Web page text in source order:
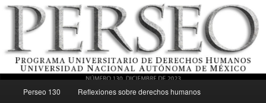
Ir al contenido secundario
Perseo 130 Reflexiones sobre derechos humanos